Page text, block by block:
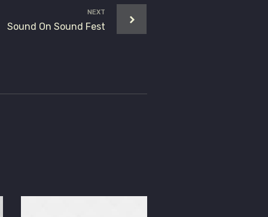
NEXT
Sound On Sound Fest